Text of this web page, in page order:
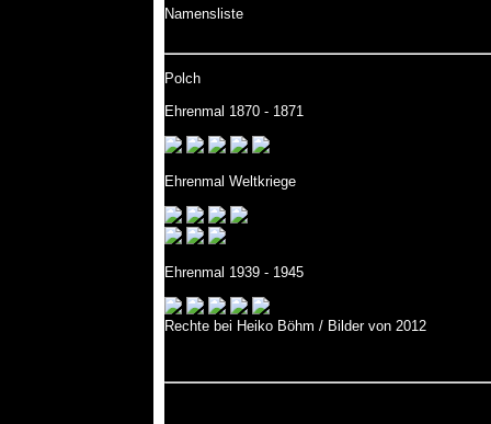
Namensliste
Polch
Ehrenmal 1870 - 1871
Ehrenmal Weltkriege
Ehrenmal 1939 - 1945
Rechte bei Heiko Böhm / Bilder von 2012